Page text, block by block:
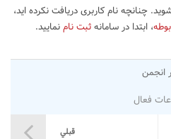
چنانچه نام کاربری دریافت نکرده اید،
، ابتدا در سامانهثبت نامنمایید.
انجمن
فعال
قبلي